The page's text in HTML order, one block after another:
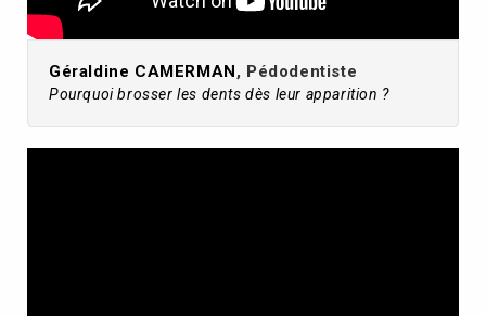
Géraldine CAMERMAN , Pédodentiste
Pourquoi brosser les dents dès leur apparition ?